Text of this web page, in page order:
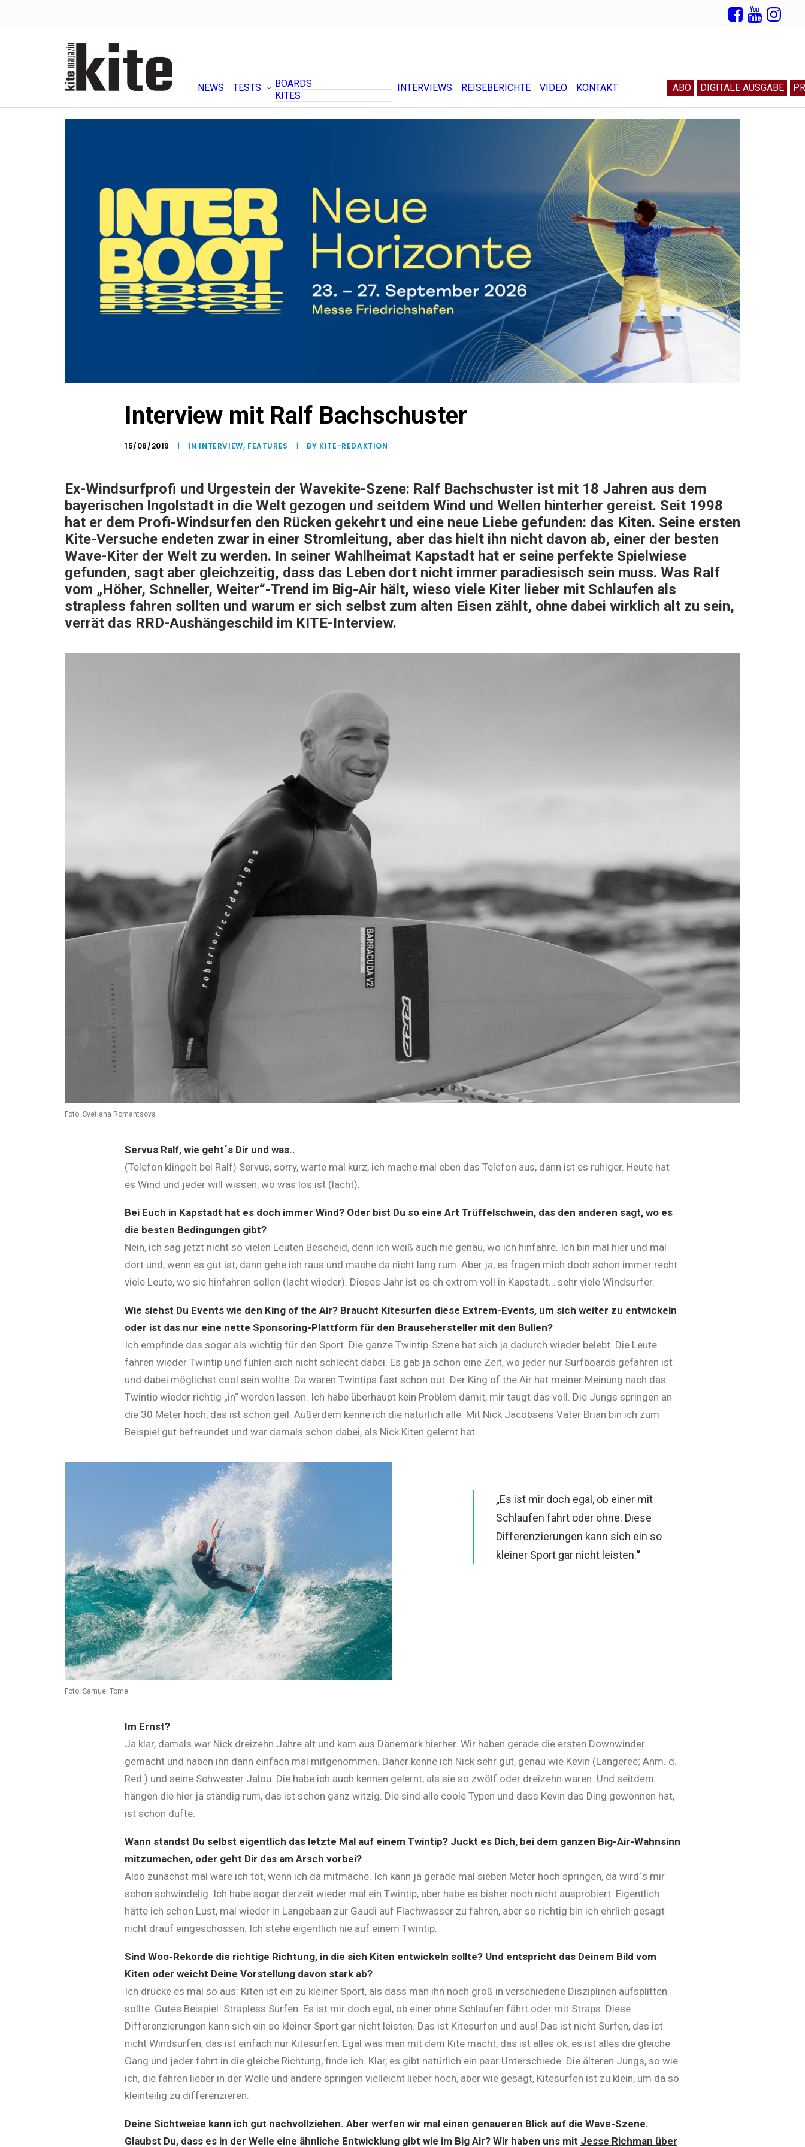
NEWS TESTS
BOARDS
KITES
INTERVIEWS REISEBERICHTE VIDEO KONTAKT ABO DIGITALE AUSGABE
Interview mit Ralf Bachschuster
15/08/2019 | IN INTERVIEW, FEATURES | BY KITE-REDAKTION
Ex-Windsurfprofi und Urgestein der Wavekite-Szene: Ralf Bachschuster ist mit 18 Jahren aus dem
bayerischen Ingolstadt in die Welt gezogen und seitdem Wind und Wellen hinterher gereist. Seit 1998
hat er dem Profi-Windsurfen den Rücken gekehrt und eine neue Liebe gefunden: das Kiten. Seine ersten
Kite-Versuche endeten zwar in einer Stromleitung, aber das hielt ihn nicht davon ab, einer der besten
Wave-Kiter der Welt zu werden. In seiner Wahlheimat Kapstadt hat er seine perfekte Spielwiese
gefunden, sagt aber gleichzeitig, dass das Leben dort nicht immer paradiesisch sein muss. Was Ralf
vom „Höher, Schneller, Weiter“-Trend im Big-Air hält, wieso viele Kiter lieber mit Schlaufen als
strapless fahren sollten und warum er sich selbst zum alten Eisen zählt, ohne dabei wirklich alt zu sein,
verrät das RRD-Aushängeschild im KITE-Interview.
Foto: Svetlana Romantsova
Servus Ralf, wie geht´s Dir und was...
(Telefon klingelt bei Ralf) Servus, sorry, warte mal kurz, ich mache mal eben das Telefon aus, dann ist es ruhiger. Heute hat
es Wind und jeder will wissen, wo was los ist (lacht).
Bei Euch in Kapstadt hat es doch immer Wind? Oder bist Du so eine Art Trüffelschwein, das den anderen sagt, wo es
die besten Bedingungen gibt?
Nein, ich sag jetzt nicht so vielen Leuten Bescheid, denn ich weiß auch nie genau, wo ich hinfahre. Ich bin mal hier und mal
dort und, wenn es gut ist, dann gehe ich raus und mache da nicht lang rum. Aber ja, es fragen mich doch schon immer recht
viele Leute, wo sie hinfahren sollen (lacht wieder). Dieses Jahr ist es eh extrem voll in Kapstadt… sehr viele Windsurfer.
Wie siehst Du Events wie den King of the Air? Braucht Kitesurfen diese Extrem-Events, um sich weiter zu entwickeln
oder ist das nur eine nette Sponsoring-Plattform für den Brausehersteller mit den Bullen?
Ich empfinde das sogar als wichtig für den Sport. Die ganze Twintip-Szene hat sich ja dadurch wieder belebt. Die Leute
fahren wieder Twintip und fühlen sich nicht schlecht dabei. Es gab ja schon eine Zeit, wo jeder nur Surfboards gefahren ist
und dabei möglichst cool sein wollte. Da waren Twintips fast schon out. Der King of the Air hat meiner Meinung nach das
Twintip wieder richtig „in“ werden lassen. Ich habe überhaupt kein Problem damit, mir taugt das voll. Die Jungs springen an
die 30 Meter hoch, das ist schon geil. Außerdem kenne ich die natürlich alle. Mit Nick Jacobsens Vater Brian bin ich zum
Beispiel gut befreundet und war damals schon dabei, als Nick Kiten gelernt hat.
Foto: Samuel Tome
„Es ist mir doch egal, ob einer mit
Schlaufen fährt oder ohne. Diese
Differenzierungen kann sich ein so
kleiner Sport gar nicht leisten.“
Im Ernst?
Ja klar, damals war Nick dreizehn Jahre alt und kam aus Dänemark hierher. Wir haben gerade die ersten Downwinder
gemacht und haben ihn dann einfach mal mitgenommen. Daher kenne ich Nick sehr gut, genau wie Kevin (Langeree; Anm. d.
Red.) und seine Schwester Jalou. Die habe ich auch kennen gelernt, als sie so zwölf oder dreizehn waren. Und seitdem
hängen die hier ja ständig rum, das ist schon ganz witzig. Die sind alle coole Typen und dass Kevin das Ding gewonnen hat,
ist schon dufte.
Wann standst Du selbst eigentlich das letzte Mal auf einem Twintip? Juckt es Dich, bei dem ganzen Big-Air-Wahnsinn
mitzumachen, oder geht Dir das am Arsch vorbei?
Also zunächst mal wäre ich tot, wenn ich da mitmache. Ich kann ja gerade mal sieben Meter hoch springen, da wird´s mir
schon schwindelig. Ich habe sogar derzeit wieder mal ein Twintip, aber habe es bisher noch nicht ausprobiert. Eigentlich
hätte ich schon Lust, mal wieder in Langebaan zur Gaudi auf Flachwasser zu fahren, aber so richtig bin ich ehrlich gesagt
nicht drauf eingeschossen. Ich stehe eigentlich nie auf einem Twintip.
Sind Woo-Rekorde die richtige Richtung, in die sich Kiten entwickeln sollte? Und entspricht das Deinem Bild vom
Kiten oder weicht Deine Vorstellung davon stark ab?
Ich drücke es mal so aus: Kiten ist ein zu kleiner Sport, als dass man ihn noch groß in verschiedene Disziplinen aufsplitten
sollte. Gutes Beispiel: Strapless Surfen. Es ist mir doch egal, ob einer ohne Schlaufen fährt oder mit Straps. Diese
Differenzierungen kann sich ein so kleiner Sport gar nicht leisten. Das ist Kitesurfen und aus! Das ist nicht Surfen, das ist
nicht Windsurfen, das ist einfach nur Kitesurfen. Egal was man mit dem Kite macht, das ist alles ok, es ist alles die gleiche
Gang und jeder fährt in die gleiche Richtung, finde ich. Klar, es gibt natürlich ein paar Unterschiede. Die älteren Jungs, so wie
ich, die fahren lieber in der Welle und andere springen vielleicht lieber hoch, aber wie gesagt, Kitesurfen ist zu klein, um da so
kleinteilig zu differenzieren.
Deine Sichtweise kann ich gut nachvollziehen. Aber werfen wir mal einen genaueren Blick auf die Wave-Szene.
Glaubst Du, dass es in der Welle eine ähnliche Entwicklung gibt wie im Big Air? Wir haben uns mit Jesse Richman über